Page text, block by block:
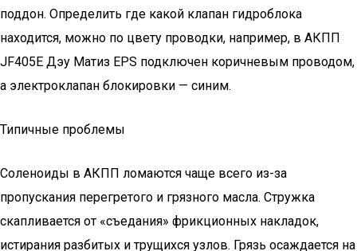
поддон. Определить где какой клапан гидроблока
находится, можно по цвету проводки, например, в АКПП
JF405E Дэу Матиз EPS подключен коричневым проводом,
а электроклапан блокировки — синим.
Типичные проблемы
Соленоиды в АКПП ломаются чаще всего из-за
пропускания перегретого и грязного масла. Стружка
скапливается от «съедания» фрикционных накладок,
истирания разбитых и трущихся узлов. Грязь осаждается на